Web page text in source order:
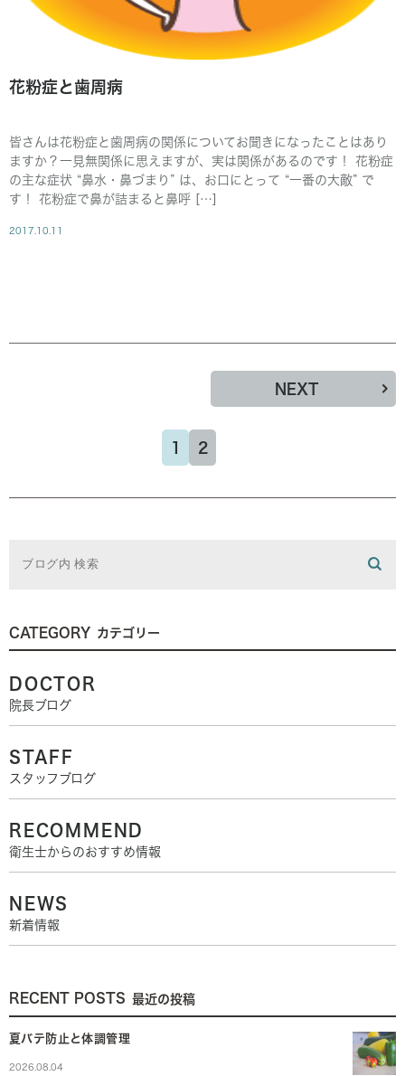
花粉症と歯周病
皆さんは花粉症と歯周病の関係についてお聞きになったことはあり
ますか？一見無関係に思えますが、実は関係があるのです！ 花粉症
の主な症状 “鼻水・鼻づまり” は、お口にとって “一番の大敵” で
す！ 花粉症で鼻が詰まると鼻呼 […]
2017.10.11
1 2
NEXT
CATEGORY カテゴリー
DOCTOR
院長ブログ
STAFF
スタッフブログ
RECOMMEND
衛生士からのおすすめ情報
NEWS
新着情報
RECENT POSTS 最近の投稿
夏バテ防止と体調管理
2026.08.04